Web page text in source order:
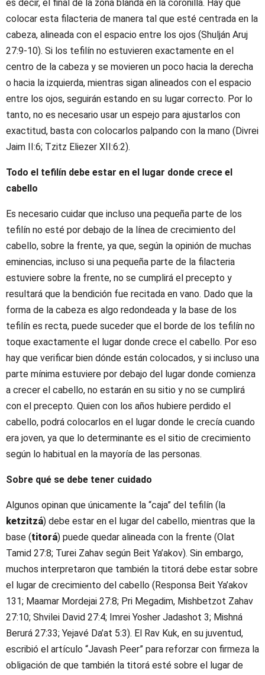
es decir, el final de la zona blanda en la coronilla. Hay que
colocar esta filacteria de manera tal que esté centrada en la
cabeza, alineada con el espacio entre los ojos (Shulján Aruj
27:9-10). Si los tefilín no estuvieren exactamente en el
centro de la cabeza y se movieren un poco hacia la derecha
o hacia la izquierda, mientras sigan alineados con el espacio
entre los ojos, seguirán estando en su lugar correcto. Por lo
tanto, no es necesario usar un espejo para ajustarlos con
exactitud, basta con colocarlos palpando con la mano (Divrei
Jaim II:6; Tzitz Eliezer XII:6:2).
Todo el tefilín debe estar en el lugar donde crece el
cabello
Es necesario cuidar que incluso una pequeña parte de los
tefilín no esté por debajo de la línea de crecimiento del
cabello, sobre la frente, ya que, según la opinión de muchas
eminencias, incluso si una pequeña parte de la filacteria
estuviere sobre la frente, no se cumplirá el precepto y
resultará que la bendición fue recitada en vano. Dado que la
forma de la cabeza es algo redondeada y la base de los
tefilín es recta, puede suceder que el borde de los tefilín no
toque exactamente el lugar donde crece el cabello. Por eso
hay que verificar bien dónde están colocados, y si incluso una
parte mínima estuviere por debajo del lugar donde comienza
a crecer el cabello, no estarán en su sitio y no se cumplirá
con el precepto. Quien con los años hubiere perdido el
cabello, podrá colocarlos en el lugar donde le crecía cuando
era joven, ya que lo determinante es el sitio de crecimiento
según lo habitual en la mayoría de las personas.
Sobre qué se debe tener cuidado
Algunos opinan que únicamente la “caja” del tefilín (la
ketzitzá) debe estar en el lugar del cabello, mientras que la
base (titorá) puede quedar alineada con la frente (Olat
Tamid 27:8; Turei Zahav según Beit Ya’akov). Sin embargo,
muchos interpretaron que también la titorá debe estar sobre
el lugar de crecimiento del cabello (Responsa Beit Ya’akov
131; Maamar Mordejai 27:8; Pri Megadim, Mishbetzot Zahav
27:10; Shvilei David 27:4; Imrei Yosher Jadashot 3; Mishná
Berurá 27:33; Yejavé Da’at 5:3). El Rav Kuk, en su juventud,
escribió el artículo “Javash Peer” para reforzar con firmeza la
obligación de que también la titorá esté sobre el lugar de